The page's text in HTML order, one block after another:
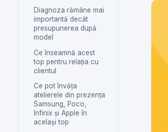
Diagnoza rămâne mai
importantă decât
presupunerea după
model
Ce înseamnă acest
top pentru relația cu
clientul
Ce pot învăța
atelierele din prezența
Samsung, Poco,
Infinix și Apple în
același top